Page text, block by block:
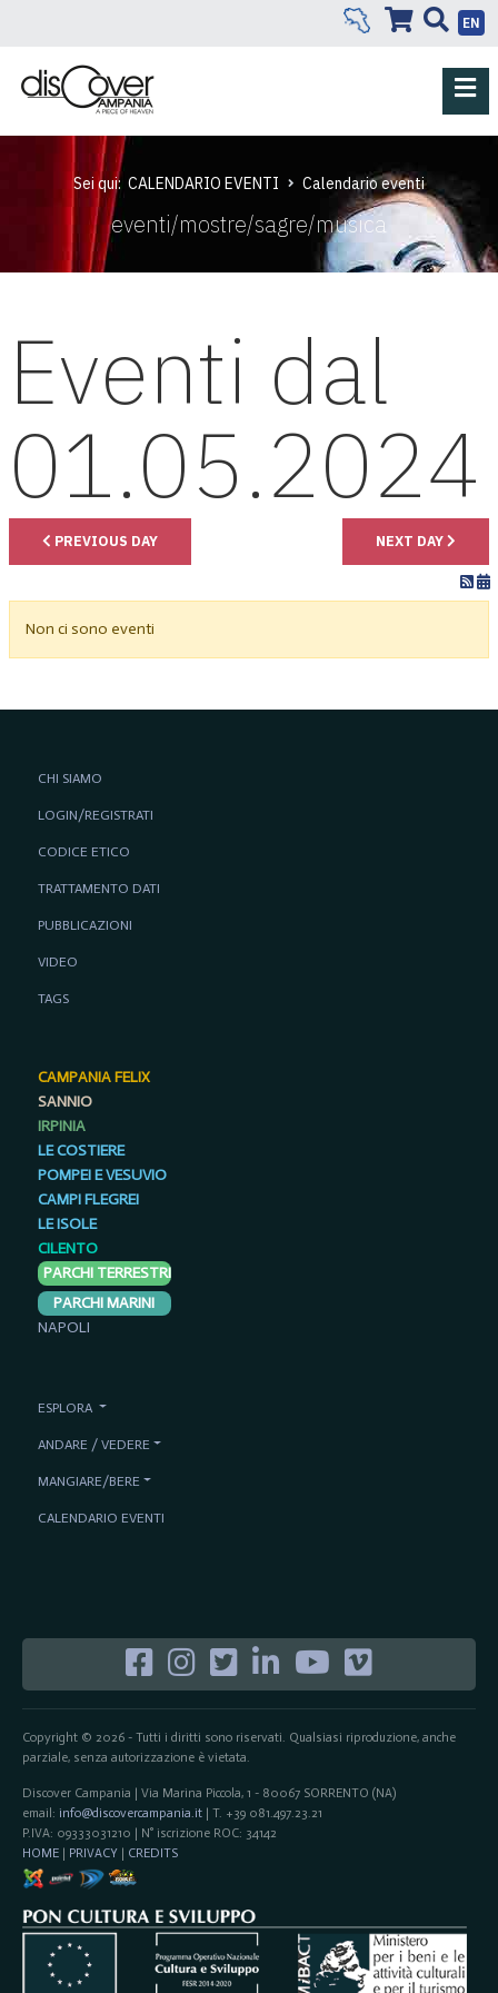
EN
Sei qui: CALENDARIO EVENTI Calendario eventi
eventi/mostre/sagre/musica
Eventi dal
01.05.2024
PREVIOUS DAY NEXT DAY
Non ci sono eventi
Copyright © 2026 - Tutti i diritti sono riservati. Qualsiasi riproduzione, anche
parziale, senza autorizzazione è vietata.
Discover Campania | Via Marina Piccola, 1 - 80067 SORRENTO (NA)
email: info@discovercampania.it| T. +39 081.497.23.21
P.IVA: 09333031210 | N° iscrizione ROC: 34142
HOME| PRIVACY | CREDITS
CHI SIAMO
LOGIN/REGISTRATI
CODICE ETICO
TRATTAMENTO DATI
PUBBLICAZIONI
VIDEO
TAGS
CAMPANIA FELIX
SANNIO
IRPINIA
LE COSTIERE
POMPEI E VESUVIO
CAMPI FLEGREI
LE ISOLE
CILENTO
PARCHI TERRESTRI
PARCHI MARINI
NAPOLI
ESPLORA
ANDARE / VEDERE
MANGIARE/BERE
CALENDARIO EVENTI